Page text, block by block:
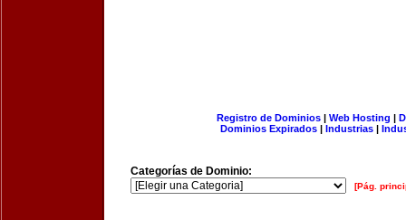
Registro de Dominios| Web Hosting |
Dominios Expirados | Industrias |
Categorías de Dominio:
[Pág.